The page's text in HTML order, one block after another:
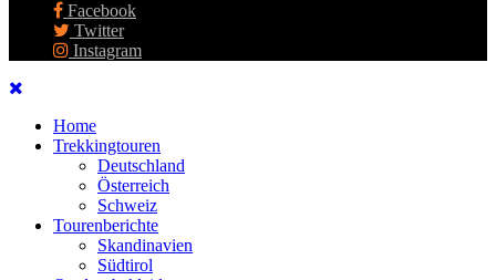
Facebook
Twitter
Instagram
Home
Trekkingtouren
Deutschland
Österreich
Schweiz
Tourenberichte
Skandinavien
Südtirol